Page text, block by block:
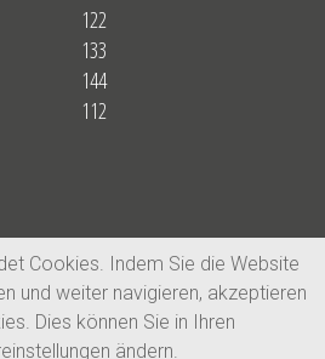
122
133
144
112
Cookies. Indem Sie die Website
und weiter navigieren, akzeptieren
Dies können Sie in Ihren
ändern.